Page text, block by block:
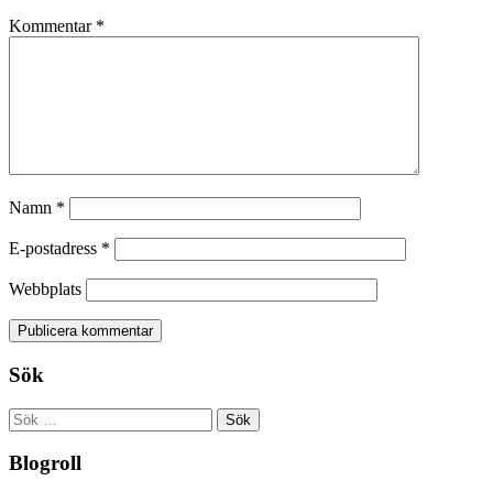
Kommentar *
Namn *
E-postadress *
Webbplats
Sök
Sök
efter:
Blogroll